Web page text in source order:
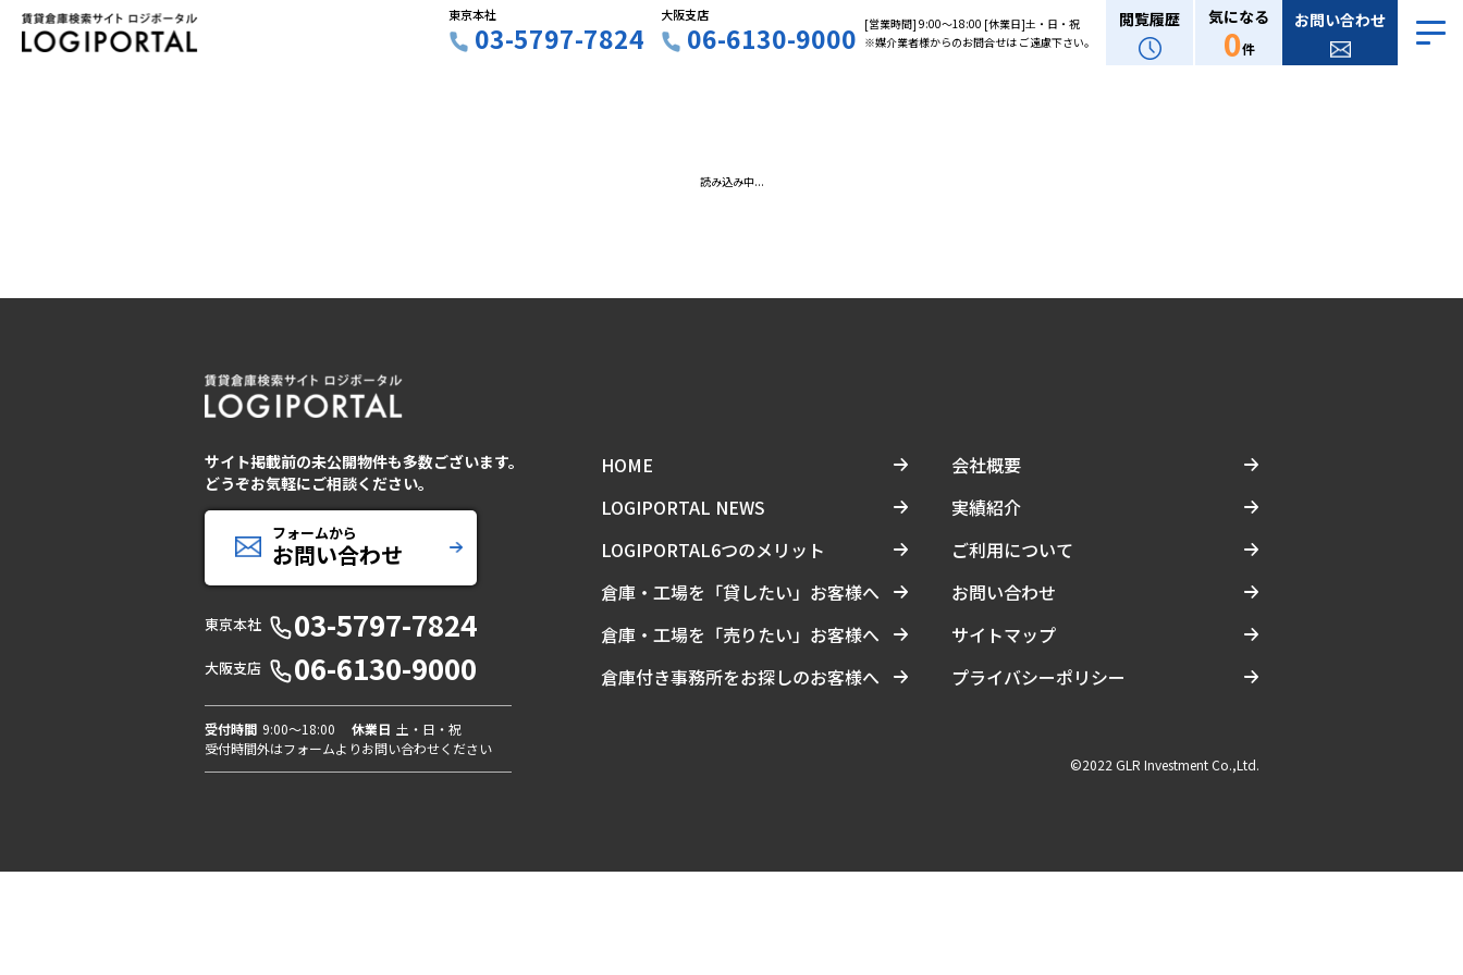
東京本社
03-5797-7824
大阪支店
06-6130-9000 [営業時間] 9:00〜18:00 [休業日]土・日・祝
※媒介業者様からのお問合せは ご遠慮下さい。
閲覧履歴 気になる
0件
お問い合わせ
読み込み中...
サイト掲載前の未公開物件も多数ございます。
どうぞお気軽にご相談ください。
フォームから
お問い合わせ
東京本社 03-5797-7824
大阪支店 06-6130-9000
受付時間 9:00〜18:00 休業日 土・日・祝
受付時間外はフォームよりお問い合わせください
HOME
LOGIPORTAL NEWS
LOGIPORTAL6つのメリット
倉庫・工場を「貸したい」お客様へ
倉庫・工場を「売りたい」お客様へ
倉庫付き事務所をお探しのお客様へ
会社概要
実績紹介
ご利用について
お問い合わせ
サイトマップ
プライバシーポリシー
©2022 GLR Investment Co.,Ltd.